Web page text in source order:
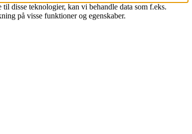
disse teknologier, kan vi behandle data som f.eks.
på visse funktioner og egenskaber.